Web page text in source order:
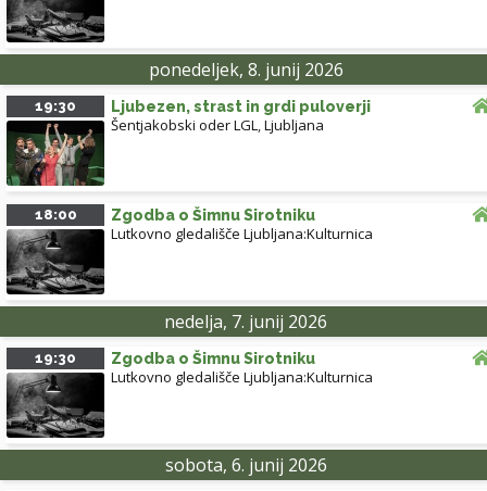
ponedeljek, 8. junij 2026
19:30 Ljubezen, strast in grdi puloverji
Šentjakobski oder LGL,Ljubljana
18:00 Zgodba o Šimnu Sirotniku
Lutkovno gledališče Ljubljana:Kulturnica
nedelja, 7. junij 2026
19:30 Zgodba o Šimnu Sirotniku
Lutkovno gledališče Ljubljana:Kulturnica
sobota, 6. junij 2026